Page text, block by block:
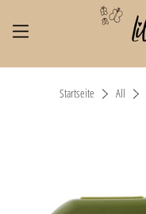
Startseite All